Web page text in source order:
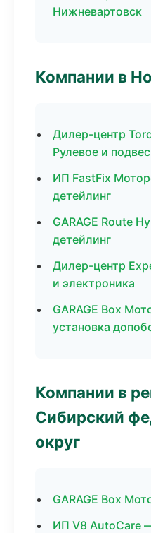
Нижневартовск
Компании в
Дилер-центр
Рулевое и
ИП FastFix
детейлинг
GARAGE Route
детейлинг
Дилер-центр
и электроника
GARAGE Box
установка
Компании в
Сибирский
округ
GARAGE Box
ИП V8 AutoCare